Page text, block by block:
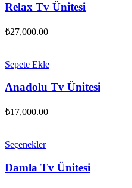
Relax Tv Ünitesi
₺27,000.00
Sepete Ekle
Anadolu Tv Ünitesi
₺17,000.00
Seçenekler
Damla Tv Ünitesi